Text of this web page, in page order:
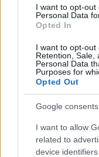
I want to opt-
Personal Data
Opted In
I want to opt-out
Retention, Sale,
Personal Data
Purposes for
Opted Out
Google consents
I want to allow
related to
device identifiers